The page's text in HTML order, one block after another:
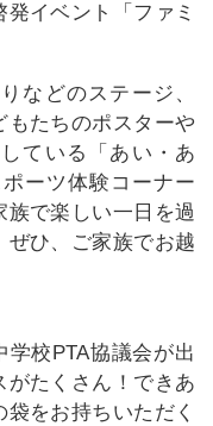
イベント「ファミ
などのステージ、
もたちのポスターや
ている「あい・あ
ーツ体験コーナー
族で楽しい一日を過
ぜひ、ご家族でお越
校PTA協議会が出
がたくさん！できあ
をお持ちいただく